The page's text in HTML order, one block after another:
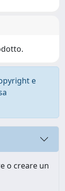
e
o creare un